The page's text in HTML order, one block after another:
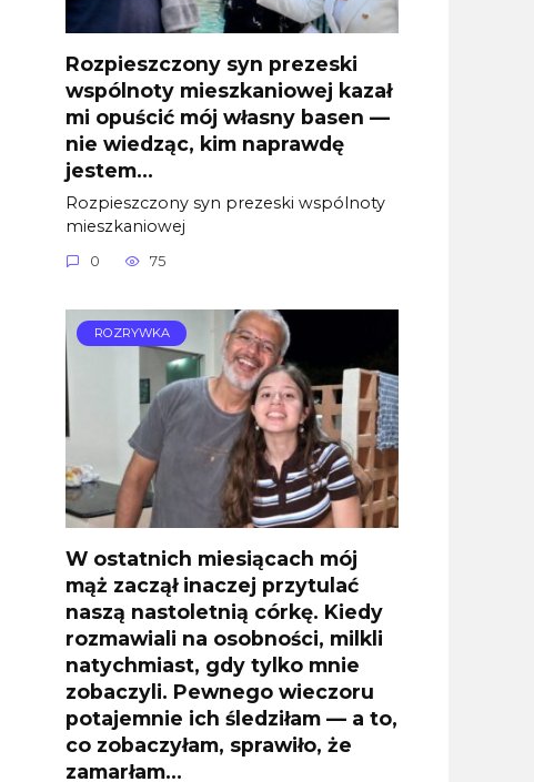
Rozpieszczony syn prezeski
wspólnoty mieszkaniowej kazał
mi opuścić mój własny basen —
nie wiedząc, kim naprawdę
jestem…
Rozpieszczony syn prezeski wspólnoty
mieszkaniowej
0 75
ROZRYWKA
W ostatnich miesiącach mój
mąż zaczął inaczej przytulać
naszą nastoletnią córkę. Kiedy
rozmawiali na osobności, milkli
natychmiast, gdy tylko mnie
zobaczyli. Pewnego wieczoru
potajemnie ich śledziłam — a to,
co zobaczyłam, sprawiło, że
zamarłam…